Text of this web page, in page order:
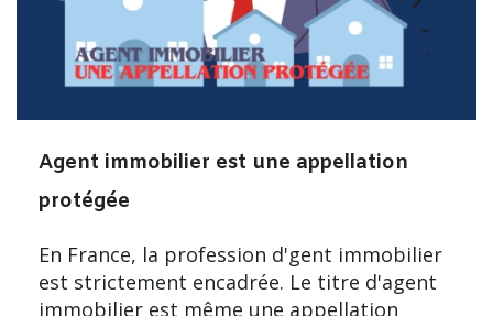
Agent immobilier est une appellation
protégée
En France, la profession d'gent immobilier
est strictement encadrée. Le titre d'agent
immobilier est même une appellation